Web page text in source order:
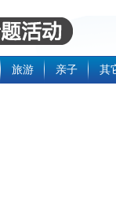
旅游 亲子 其